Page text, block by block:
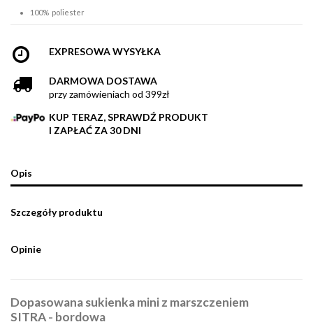
100% poliester
EXPRESOWA WYSYŁKA
DARMOWA DOSTAWA
przy zamówieniach od 399zł
KUP TERAZ, SPRAWDŹ PRODUKT
I ZAPŁAĆ ZA 30 DNI
Opis
Szczegóły produktu
Opinie
Dopasowana sukienka mini z marszczeniem
SITRA - bordowa